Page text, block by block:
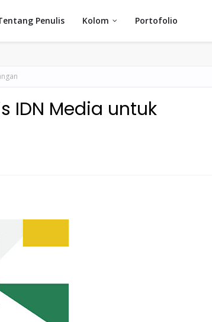
Penulis Kolom Portofolio
IDN Media untuk